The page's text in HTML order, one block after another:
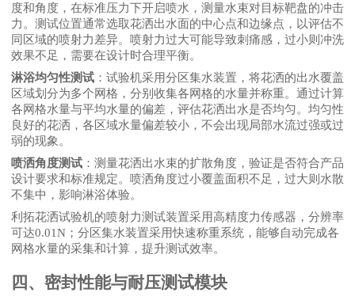
度和角度，在标准压力下开启喷水，测量水束对目标靶盘的冲击
力。测试位置通常选取花洒出水面的中心点和边缘点，以评估不
同区域的喷射力差异。喷射力过大可能导致刺痛感，过小则冲洗
效果不足，需要在设计时合理平衡。
淋浴均匀性测试 ：试验机采用分区集水装置，将花洒的出水覆盖
区域划分为多个网格，分别收集各网格的水量并称重。通过计算
各网格水量与平均水量的偏差，评估花洒出水是否均匀。均匀性
良好的花洒，各区域水量偏差较小，不会出现局部水流过强或过
弱的现象。
喷洒角度测试 ：测量花洒出水束的扩散角度，验证是否符合产品
设计要求和标准规定。喷洒角度过小覆盖面积不足，过大则水散
不集中，影响淋浴体验。
利拓花洒试验机的喷射力测试装置采用高精度力传感器，分辨率
可达0.01N；分区集水装置采用快速称重系统，能够自动完成各
网格水量的采集和计算，提升测试效率。
四、密封性能与耐压测试模块